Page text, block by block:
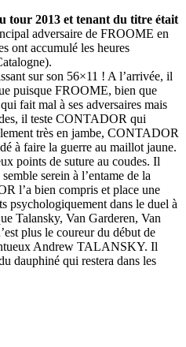
tour 2013 et tenant du titre était
adversaire de FROOME en
ont accumulé les heures
sur son 56×11 ! A l’arrivée, il
puisque FROOME, bien que
fait mal à ses adversaires mais
il teste CONTADOR qui
très en jambe, CONTADOR
à faire la guerre au maillot jaune.
points de suture au coudes. Il
serein à l’entame de la
l’a bien compris et place une
psychologiquement dans le duel à
Talansky, Van Garderen, Van
plus le coureur du début de
Andrew TALANSKY. Il
dauphiné qui restera dans les